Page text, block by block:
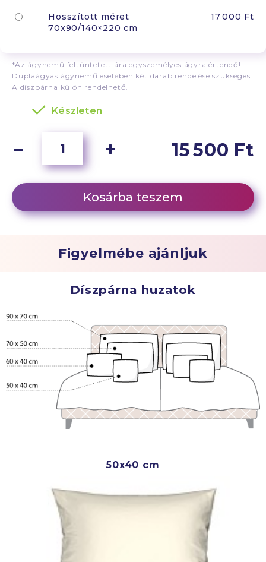
Hosszított méret
70x90/140×220 cm
17 000 Ft
*Az ágynemű feltüntetett ára egyszemélyes ágyra értendő!
Duplaágyas ágynemű esetében két darab rendelése szükséges.
A díszpárna külön rendelhető.
Készleten
15 500 Ft
Kosárba teszem
Figyelmébe ajánljuk
Díszpárna huzatok
50x40 cm